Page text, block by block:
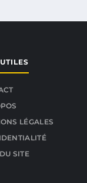
LÉGALES
SITE